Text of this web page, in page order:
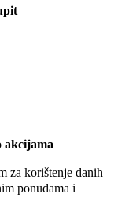
akcijama
za korištenje danih
ponudama i